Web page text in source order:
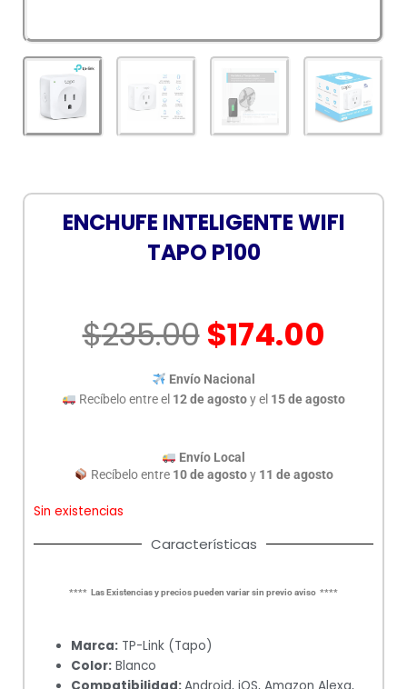
ENCHUFE INTELIGENTE WIFI
TAPO P100
$235.00El
precio
original
era:
$235.00.
$174.00
es:
Envío Nacional
Recíbelo entre el 12 de agostoy el 15 de agosto
Envío Local
Recíbelo entre 10 de agostoy 11 de agosto
Sin existencias
Características
**** Las Existencias y precios pueden variar sin previo aviso ****
Marca: TP-Link (Tapo)
Color: Blanco